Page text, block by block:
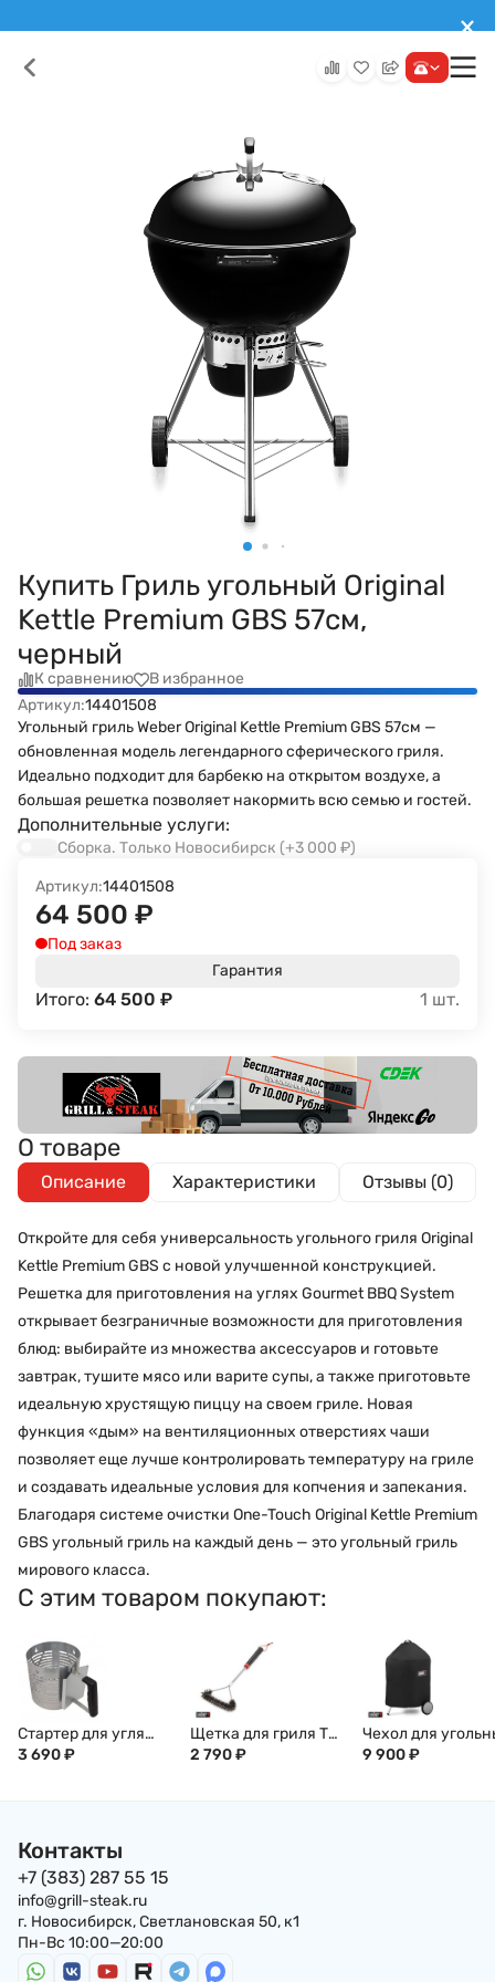
Купить Гриль угольный Original
Kettle Premium GBS 57см,
черный
К сравнению
В избранное
Артикул:14401508
Угольный гриль Weber Original Kettle Premium GBS 57см —
обновленная модель легендарного сферического гриля.
Идеально подходит для барбекю на открытом воздухе, а
большая решетка позволяет накормить всю семью и гостей.
Дополнительные услуги:
Сборка. Только Новосибирск (+3 000 ₽)
Артикул:14401508
64 500 ₽
Под заказ
Гарантия
Итого: 64 500 ₽ 1 шт.
О товаре
Описание Характеристики Отзывы (0)
Откройте для себя универсальность угольного гриля Original
Kettle Premium GBS с новой улучшенной конструкцией.
Решетка для приготовления на углях Gourmet BBQ System
открывает безграничные возможности для приготовления
блюд: выбирайте из множества аксессуаров и готовьте
завтрак, тушите мясо или варите супы, а также приготовьте
идеальную хрустящую пиццу на своем гриле. Новая
функция «дым» на вентиляционных отверстиях чаши
позволяет еще лучше контролировать температуру на гриле
и создавать идеальные условия для копчения и запекания.
Благодаря системе очистки One-Touch Original Kettle Premium
GBS угольный гриль на каждый день — это угольный гриль
мирового класса.
С этим товаром покупают:
Стартер для угля
Char-Broil быстрый
3 690₽
Щетка для гриля Т-
образная WEBER, 45
2 790₽
Чехол для
грилей 57 см
9 900₽
Контакты
+7 (383) 287 55 15
info@grill-steak.ru
г. Новосибирск, Светлановская 50, к1
Пн-Вс 10:00—20:00